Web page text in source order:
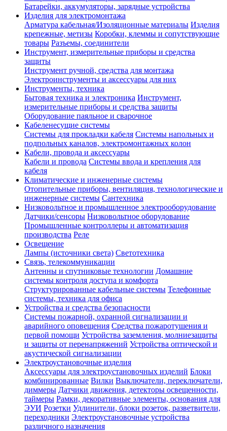
Батарейки, аккумуляторы, зарядные устройства
Изделия для электромонтажа
Арматура кабельная/Изоляционные материалы Изделия
крепежные, метизы Коробки, клеммы и сопутствующие
товары Разъемы, соединители
Инструмент, измерительные приборы и средства
защиты
Инструмент ручной, средства для монтажа
Электроинструменты и аксессуары для них
Инструменты, техника
Бытовая техника и электроника Инструмент,
измерительные приборы и средства защиты
Оборудование паяльное и сварочное
Кабеленесущие системы
Системы для прокладки кабеля Системы напольных и
подпольных каналов, электромонтажных колон
Кабели, провода и аксессуары
Кабели и провода Системы ввода и крепления для
кабеля
Климатические и инженерные системы
Отопительные приборы, вентиляция, технологические и
инженерные системы Сантехника
Низковольтное и промышленное электрооборудование
Датчики/сенсоры Низковольтное оборудование
Промышленные контроллеры и автоматизация
производства Реле
Освещение
Лампы (источники света) Светотехника
Связь, телекоммуникации
Антенны и спутниковые технологии Домашние
системы контроля доступа и комфорта
Структурированные кабельные системы Телефонные
системы, техника для офиса
Устройства и средства безопасности
Системы пожарной, охранной сигнализации и
аварийного оповещения Средства пожаротушения и
первой помощи Устройства заземления, молниезащиты
и защиты от перенапряжений Устройства оптической и
акустической сигнализации
Электроустановочные изделия
Аксессуары для электроустановочных изделий Блоки
комбинированные Вилки Выключатели, переключатели,
диммеры Датчики движения, детекторы освещенности,
таймеры Рамки, декоративные элементы, основания для
ЭУИ Розетки Удлинители, блоки розеток, разветвители,
переходники Электроустановочные устройства
различного назначения